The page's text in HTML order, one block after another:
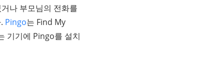
나 부모님의 전화를
Pingo는 Find My
기기에 Pingo를 설치